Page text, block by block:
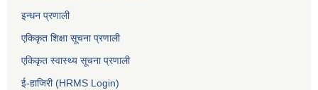
इन्धन प्रणाली
एकिकृत शिक्षा सूचना प्रणाली
एकिकृत स्वास्थ्य सूचना प्रणाली
ई-हाजिरी (HRMS Login)